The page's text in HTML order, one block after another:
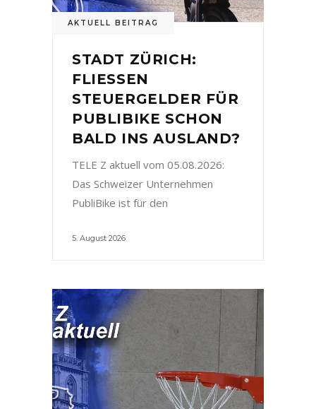
AKTUELL BEITRAG
STADT ZÜRICH:
FLIESSEN
STEUERGELDER FÜR
PUBLIBIKE SCHON
BALD INS AUSLAND?
TELE Z aktuell vom 05.08.2026:
Das Schweizer Unternehmen
PubliBike ist für den
5. August 2026